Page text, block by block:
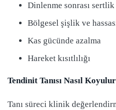
Dinlenme sonrası sertlik
Bölgesel şişlik ve
Kas gücünde azalma
Hareket kısıtlılığı
Tendinit Tanısı Nasıl
Tanı süreci klinik